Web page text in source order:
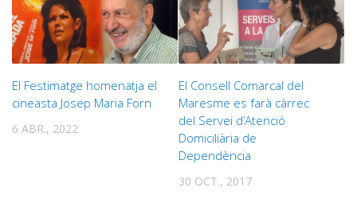
El Festimatge homenatja el
cineasta Josep Maria Forn
6 ABR., 2022
El Consell Comarcal del
Maresme es farà càrrec
del Servei d’Atenció
Domiciliària de
Dependència
30 OCT., 2017